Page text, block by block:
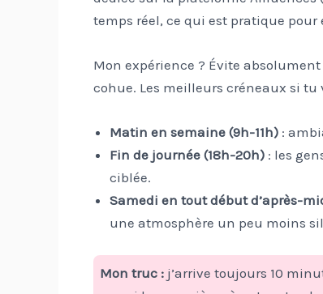
temps réel, ce qui est pratique
Mon expérience ? Évite
cohue. Les meilleurs créneaux si
Matin en semaine (9h-11h):
Fin de journée (18h-20h): les
ciblée.
Samedi en tout début d’après-
une atmosphère un peu moins
Mon truc :j’arrive toujours 10